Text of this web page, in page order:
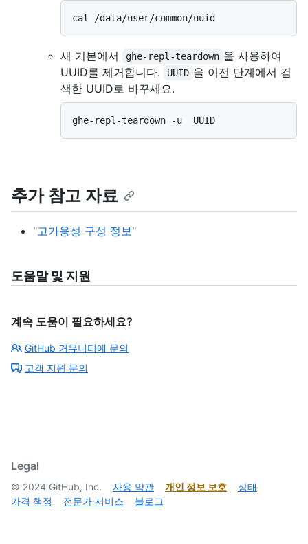
새 기본에서 ghe-repl-teardown 을 사용하여
UUID를 제거합니다.
UUID 을 이전 단계에서 검
색한 UUID로 바꾸세요.
추가 참고 자료
"고가용성 구성 정보"
도움말 및 지원
계속 도움이 필요하세요?
GitHub 커뮤니티에 문의
고객 지원 문의
Legal
© 2024 GitHub, Inc. 사용 약관 개인 정보 보호
상태
가격 책정
전문가 서비스 블로그